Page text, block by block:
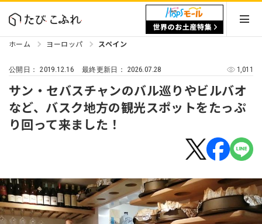
ホーム ヨーロッパ スペイン
公開日：2019.12.16 最終更新日： 2026.07.28 1,011
サン・セバスチャンのバル巡りやビルバオ
など、バスク地方の観光スポットをたっぷ
り回って来ました！